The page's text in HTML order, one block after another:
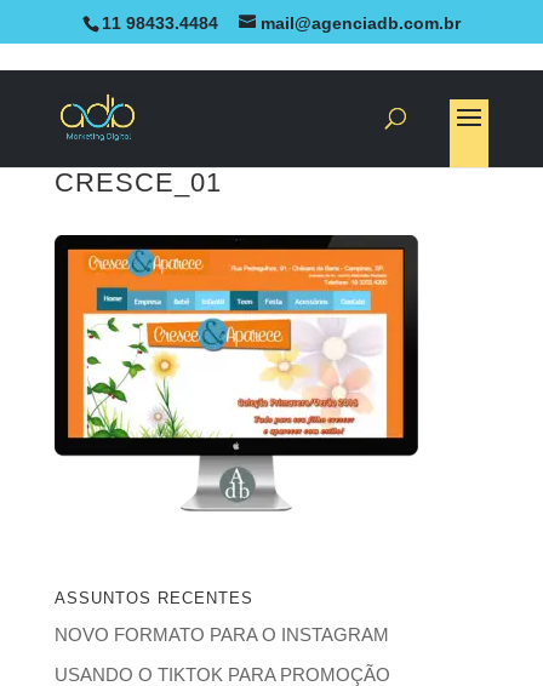
11 98433.4484 mail@agenciadb.com.br
CRESCE_01
ASSUNTOS RECENTES
NOVO FORMATO PARA O INSTAGRAM
USANDO O TIKTOK PARA PROMOÇÃO